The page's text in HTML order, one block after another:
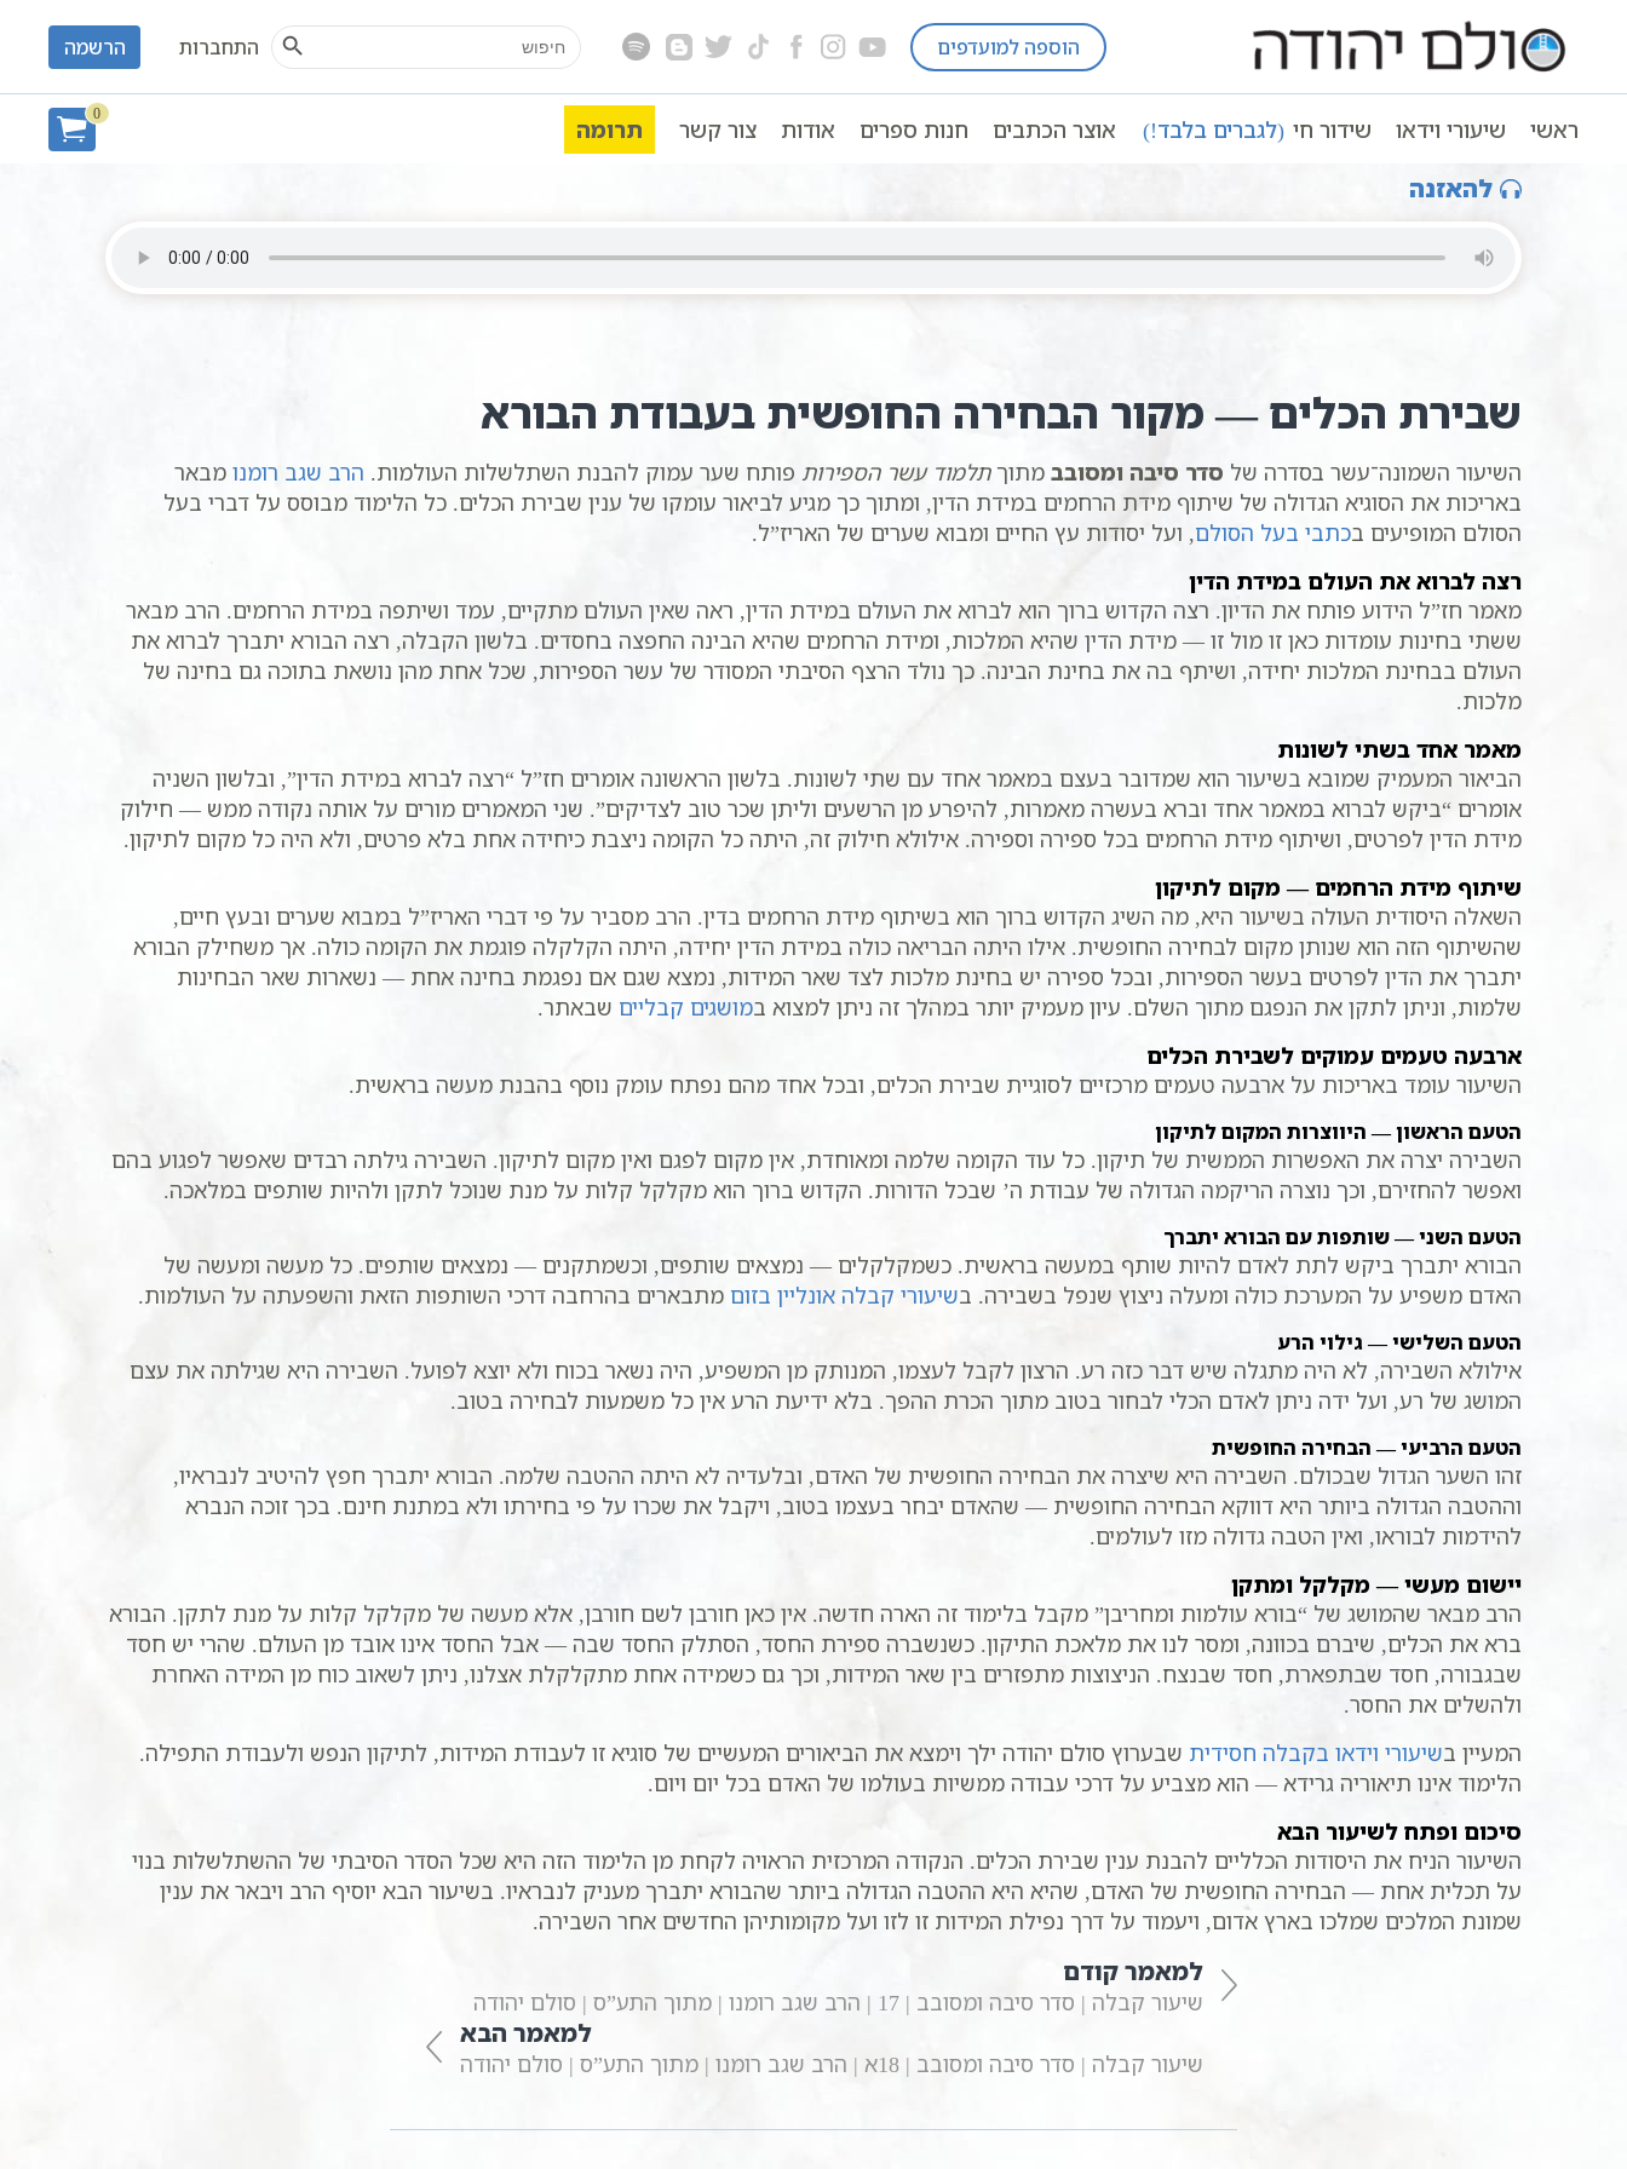
הוספה למועדפים Search
for:
Search Button
התחברות הרשמה
ראשי שיעורי וידאו שידור חי (לגברים בלבד!) אוצר הכתבים חנות ספרים אודות צור קשר תרומה
0
עמוד ראשי שיעורי וידאו סדר סיבה ומסובב שיעור קבלה | סדר סיבה ומסובב | 18 | הרב שגב רומנו | מתוך התע”ס | סולם יהודה
להאזנה
שבירת הכלים — מקור הבחירה החופשית בעבודת הבורא
השיעור השמונה־עשר בסדרה של סדר סיבה ומסובב מתוךתלמוד עשר הספירות פותח שער עמוק להבנת השתלשלות העולמות. הרב שגב רומנו מבאר
באריכות את הסוגיא הגדולה של שיתוף מידת הרחמים במידת הדין, ומתוך כך מגיע לביאור עומקו של ענין שבירת הכלים. כל הלימוד מבוסס על דברי בעל
הסולם המופיעים בכתבי בעל הסולם, ועל יסודות עץ החיים ומבוא שערים של האריז”ל.
רצה לברוא את העולם במידת הדין
מאמר חז”ל הידוע פותח את הדיון. רצה הקדוש ברוך הוא לברוא את העולם במידת הדין, ראה שאין העולם מתקיים, עמד ושיתפה במידת הרחמים. הרב מבאר
ששתי בחינות עומדות כאן זו מול זו — מידת הדין שהיא המלכות, ומידת הרחמים שהיא הבינה החפצה בחסדים. בלשון הקבלה, רצה הבורא יתברך לברוא את
העולם בבחינת המלכות יחידה, ושיתף בה את בחינת הבינה. כך נולד הרצף הסיבתי המסודר של עשר הספירות, שכל אחת מהן נושאת בתוכה גם בחינה של
מלכות.
מאמר אחד בשתי לשונות
הביאור המעמיק שמובא בשיעור הוא שמדובר בעצם במאמר אחד עם שתי לשונות. בלשון הראשונה אומרים חז”ל “רצה לברוא במידת הדין”, ובלשון השניה
אומרים “ביקש לברוא במאמר אחד וברא בעשרה מאמרות, להיפרע מן הרשעים וליתן שכר טוב לצדיקים”. שני המאמרים מורים על אותה נקודה ממש — חילוק
מידת הדין לפרטים, ושיתוף מידת הרחמים בכל ספירה וספירה. אילולא חילוק זה, היתה כל הקומה ניצבת כיחידה אחת בלא פרטים, ולא היה כל מקום לתיקון.
שיתוף מידת הרחמים — מקום לתיקון
השאלה היסודית העולה בשיעור היא, מה השיג הקדוש ברוך הוא בשיתוף מידת הרחמים בדין. הרב מסביר על פי דברי האריז”ל במבוא שערים ובעץ חיים,
שהשיתוף הזה הוא שנותן מקום לבחירה החופשית. אילו היתה הבריאה כולה במידת הדין יחידה, היתה הקלקלה פוגמת את הקומה כולה. אך משחילק הבורא
יתברך את הדין לפרטים בעשר הספירות, ובכל ספירה יש בחינת מלכות לצד שאר המידות, נמצא שגם אם נפגמת בחינה אחת — נשארות שאר הבחינות
שלמות, וניתן לתקן את הנפגם מתוך השלם. עיון מעמיק יותר במהלך זה ניתן למצוא במושגים קבליים שבאתר.
ארבעה טעמים עמוקים לשבירת הכלים
השיעור עומד באריכות על ארבעה טעמים מרכזיים לסוגיית שבירת הכלים, ובכל אחד מהם נפתח עומק נוסף בהבנת מעשה בראשית.
הטעם הראשון — היווצרות המקום לתיקון
השבירה יצרה את האפשרות הממשית של תיקון. כל עוד הקומה שלמה ומאוחדת, אין מקום לפגם ואין מקום לתיקון. השבירה גילתה רבדים שאפשר לפגוע בהם
ואפשר להחזירם, וכך נוצרה הריקמה הגדולה של עבודת ה’ שבכל הדורות. הקדוש ברוך הוא מקלקל קלות על מנת שנוכל לתקן ולהיות שותפים במלאכה.
הטעם השני — שותפות עם הבורא יתברך
הבורא יתברך ביקש לתת לאדם להיות שותף במעשה בראשית. כשמקלקלים — נמצאים שותפים, וכשמתקנים — נמצאים שותפים. כל מעשה ומעשה של
האדם משפיע על המערכת כולה ומעלה ניצוץ שנפל בשבירה. בשיעורי קבלה אונליין בזום מתבארים בהרחבה דרכי השותפות הזאת והשפעתה על העולמות.
הטעם השלישי — גילוי הרע
אילולא השבירה, לא היה מתגלה שיש דבר כזה רע. הרצון לקבל לעצמו, המנותק מן המשפיע, היה נשאר בכוח ולא יוצא לפועל. השבירה היא שגילתה את עצם
המושג של רע, ועל ידה ניתן לאדם הכלי לבחור בטוב מתוך הכרת ההפך. בלא ידיעת הרע אין כל משמעות לבחירה בטוב.
הטעם הרביעי — הבחירה החופשית
זהו השער הגדול שבכולם. השבירה היא שיצרה את הבחירה החופשית של האדם, ובלעדיה לא היתה ההטבה שלמה. הבורא יתברך חפץ להיטיב לנבראיו,
וההטבה הגדולה ביותר היא דווקא הבחירה החופשית — שהאדם יבחר בעצמו בטוב, ויקבל את שכרו על פי בחירתו ולא במתנת חינם. בכך זוכה הנברא
להידמות לבוראו, ואין הטבה גדולה מזו לעולמים.
יישום מעשי — מקלקל ומתקן
הרב מבאר שהמושג של “בורא עולמות ומחריבן” מקבל בלימוד זה הארה חדשה. אין כאן חורבן לשם חורבן, אלא מעשה של מקלקל קלות על מנת לתקן. הבורא
ברא את הכלים, שיברם בכוונה, ומסר לנו את מלאכת התיקון. כשנשברה ספירת החסד, הסתלק החסד שבה — אבל החסד אינו אובד מן העולם. שהרי יש חסד
שבגבורה, חסד שבתפארת, חסד שבנצח. הניצוצות מתפזרים בין שאר המידות, וכך גם כשמידה אחת מתקלקלת אצלנו, ניתן לשאוב כוח מן המידה האחרת
ולהשלים את החסר.
המעיין בשיעורי וידאו בקבלה חסידית שבערוץ סולם יהודה ילך וימצא את הביאורים המעשיים של סוגיא זו לעבודת המידות, לתיקון הנפש ולעבודת התפילה.
הלימוד אינו תיאוריה גרידא — הוא מצביע על דרכי עבודה ממשיות בעולמו של האדם בכל יום ויום.
סיכום ופתח לשיעור הבא
השיעור הניח את היסודות הכלליים להבנת ענין שבירת הכלים. הנקודה המרכזית הראויה לקחת מן הלימוד הזה היא שכל הסדר הסיבתי של ההשתלשלות בנוי
על תכלית אחת — הבחירה החופשית של האדם, שהיא היא ההטבה הגדולה ביותר שהבורא יתברך מעניק לנבראיו. בשיעור הבא יוסיף הרב ויבאר את ענין
שמונת המלכים שמלכו בארץ אדום, ויעמוד על דרך נפילת המידות זו לזו ועל מקומותיהן החדשים אחר השבירה.
למאמר קודם
שיעור קבלה | סדר סיבה ומסובב | 17 | הרב שגב רומנו | מתוך התע”ס | סולם יהודה
למאמר הבא
שיעור קבלה | סדר סיבה ומסובב | 18א | הרב שגב רומנו | מתוך התע”ס | סולם יהודה